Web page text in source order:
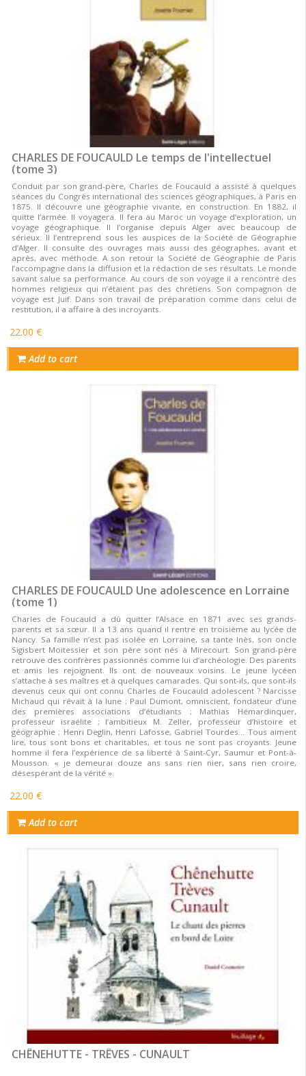
CHARLES DE FOUCAULD Le temps de l'intellectuel
(tome 3)
Conduit par son grand-père, Charles de Foucauld a assisté à quelques
séances du Congrès international des sciences géographiques, à Paris en
1875. Il découvre une géographie vivante, en construction. En 1882, il
quitte l’armée. Il voyagera. Il fera au Maroc un voyage d’exploration, un
voyage géographique. Il l’organise depuis Alger avec beaucoup de
sérieux. Il l’entreprend sous les auspices de la Société de Géographie
d’Alger. Il consulte des ouvrages mais aussi des géographes, avant et
après, avec méthode. A son retour la Société de Géographie de Paris
l’accompagne dans la diffusion et la rédaction de ses résultats. Le monde
savant salue sa performance. Au cours de son voyage il a rencontré des
hommes religieux qui n’étaient pas des chrétiens. Son compagnon de
voyage est Juif. Dans son travail de préparation comme dans celui de
restitution, il a affaire à des incroyants.
22.00 €
Add to cart
CHARLES DE FOUCAULD Une adolescence en Lorraine
(tome 1)
Charles de Foucauld a dû quitter l’Alsace en 1871 avec ses grands-
parents et sa sœur. Il a 13 ans quand il rentre en troisième au lycée de
Nancy. Sa famille n’est pas isolée en Lorraine, sa tante Inès, son oncle
Sigisbert Moitessier et son père sont nés à Mirecourt. Son grand-père
retrouve des confrères passionnés comme lui d’archéologie. Des parents
et amis les rejoignent. Ils ont de nouveaux voisins. Le jeune lycéen
s’attache à ses maîtres et à quelques camarades. Qui sont-ils, que sont-ils
devenus ceux qui ont connu Charles de Foucauld adolescent ? Narcisse
Michaud qui rêvait à la lune ; Paul Dumont, omniscient, fondateur d’une
des premières associations d’étudiants ; Mathias Hémardinquer,
professeur israélite ; l’ambitieux M. Zeller, professeur d’histoire et
géographie ; Henri Deglin, Henri Lafosse, Gabriel Tourdes… Tous aiment
lire, tous sont bons et charitables, et tous ne sont pas croyants. Jeune
homme il fera l’expérience de sa liberté à Saint-Cyr, Saumur et Pont-à-
Mousson. « je demeurai douze ans sans rien nier, sans rien croire,
désespérant de la vérité ».
22.00 €
Add to cart
CHÊNEHUTTE - TRÊVES - CUNAULT